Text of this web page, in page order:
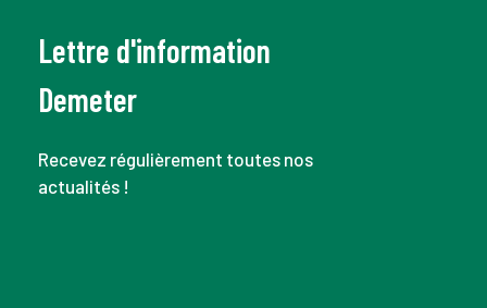
Lettre d'information
Demeter
Recevez régulièrement toutes nos
actualités !